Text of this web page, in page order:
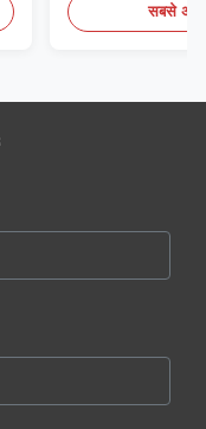
सबसे